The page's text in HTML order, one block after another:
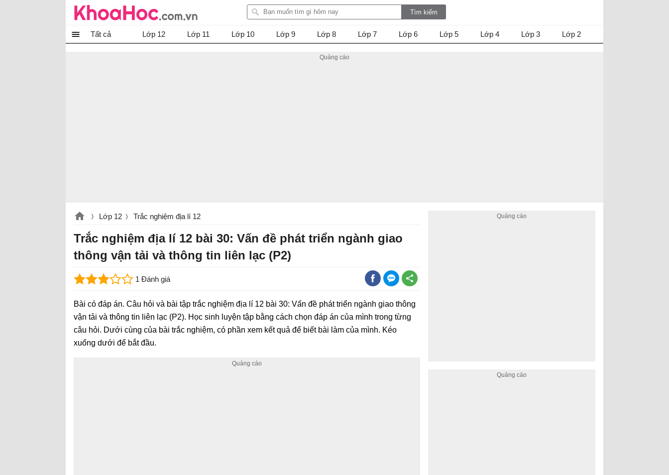
Tất cả Lớp 12 Lớp 11 Lớp 10 Lớp 9 Lớp 8 Lớp 7 Lớp 6 Lớp 5 Lớp 4 Lớp 3 Lớp 2
Lớp 12 Trắc nghiệm địa lí 12
Trắc nghiệm địa lí 12 bài 30: Vấn đề phát triển ngành giao
thông vận tải và thông tin liên lạc (P2)
1 Đánh giá
Bài có đáp án. Câu hỏi và bài tập trắc nghiệm địa lí 12 bài 30: Vấn đề phát triển ngành giao thông
vận tải và thông tin liên lạc (P2). Học sinh luyện tập bằng cách chọn đáp án của mình trong từng
câu hỏi. Dưới cùng của bài trắc nghiệm, có phần xem kết quả để biết bài làm của mình. Kéo
xuống dưới để bắt đầu.